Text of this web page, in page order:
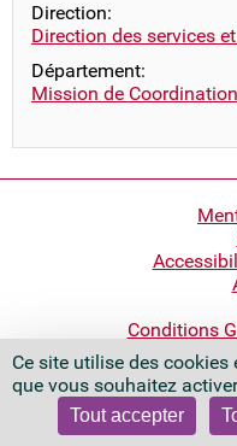
Ce site utilise des
que vous souhaitez activer
Tout accepter
Direction:
Direction des services
Département:
Mission de
Conditions
Quai
75706